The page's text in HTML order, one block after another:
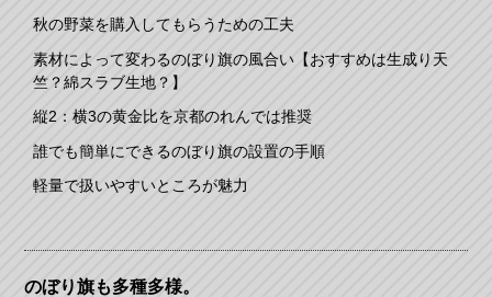
秋の野菜を購入してもらうための工夫
素材によって変わるのぼり旗の風合い【おすすめは生成り天
竺？綿スラブ生地？】
縦2：横3の黄金比を京都のれんでは推奨
誰でも簡単にできるのぼり旗の設置の手順
軽量で扱いやすいところが魅力
のぼり旗も多種多様。